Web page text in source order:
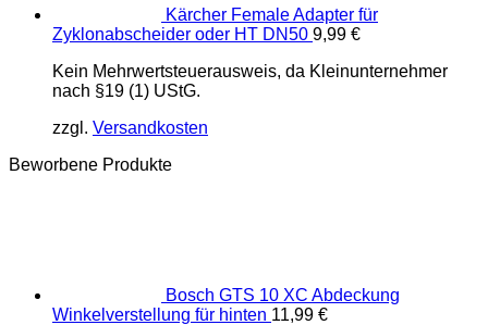
Kärcher Female Adapter für
Zyklonabscheider oder HT DN50 9,99 €
Kein Mehrwertsteuerausweis, da Kleinunternehmer
nach §19 (1) UStG.
zzgl. Versandkosten
Beworbene Produkte
Bosch GTS 10 XC Abdeckung
Winkelverstellung für hinten 11,99 €